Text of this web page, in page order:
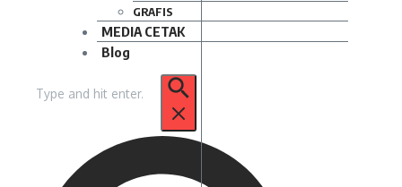
GRAFIS
MEDIA CETAK
Blog
untuk: